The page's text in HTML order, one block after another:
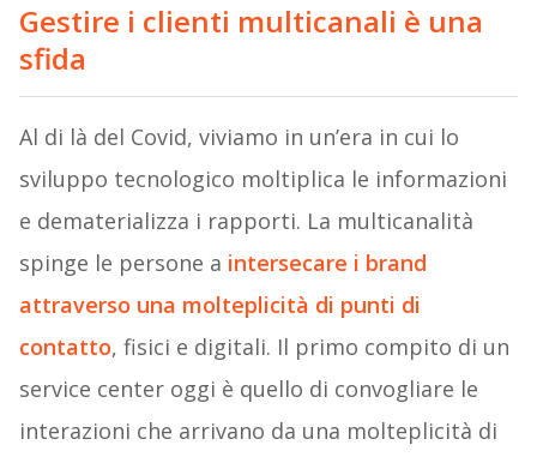
Gestire i clienti multicanali è una
sfida
Al di là del Covid, viviamo in un’era in cui lo
sviluppo tecnologico moltiplica le informazioni
e dematerializza i rapporti. La multicanalità
spinge le persone a intersecare i brand
attraverso una molteplicità di punti di
contatto, fisici e digitali. Il primo compito di un
service center oggi è quello di convogliare le
interazioni che arrivano da una molteplicità di